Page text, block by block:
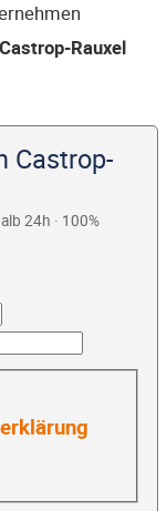
Castrop-Rauxel
Castrop-
24h · 100%